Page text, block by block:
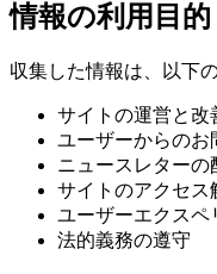
情報の利用目的
収集した情報は、以下
サイトの運営と改
ユーザーからのお
ニュースレターの
サイトのアクセス
ユーザーエクスペ
法的義務の遵守